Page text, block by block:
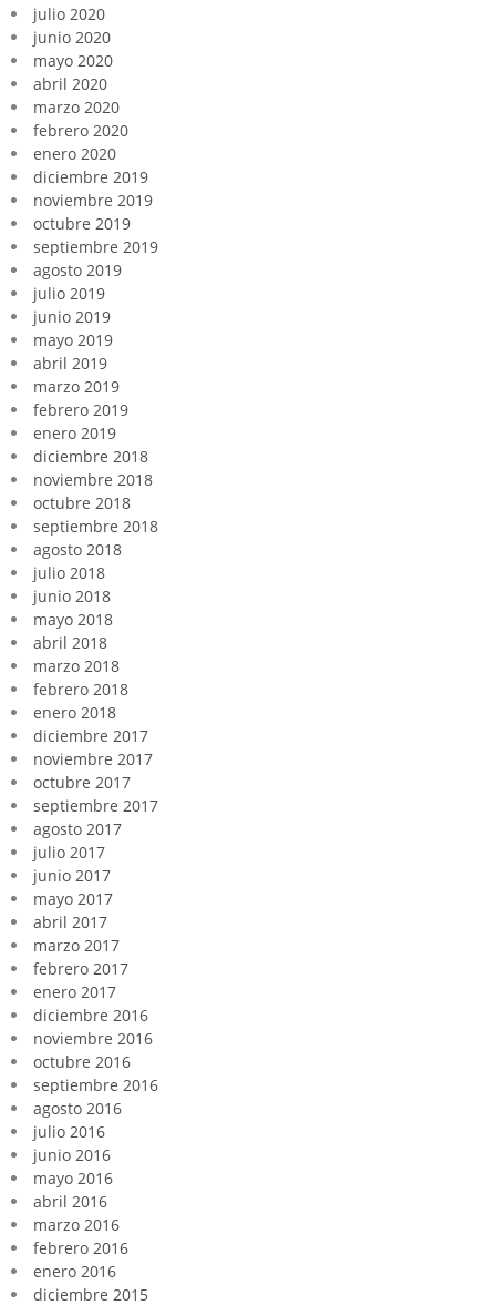
julio 2020
junio 2020
mayo 2020
abril 2020
marzo 2020
febrero 2020
enero 2020
diciembre 2019
noviembre 2019
octubre 2019
septiembre 2019
agosto 2019
julio 2019
junio 2019
mayo 2019
abril 2019
marzo 2019
febrero 2019
enero 2019
diciembre 2018
noviembre 2018
octubre 2018
septiembre 2018
agosto 2018
julio 2018
junio 2018
mayo 2018
abril 2018
marzo 2018
febrero 2018
enero 2018
diciembre 2017
noviembre 2017
octubre 2017
septiembre 2017
agosto 2017
julio 2017
junio 2017
mayo 2017
abril 2017
marzo 2017
febrero 2017
enero 2017
diciembre 2016
noviembre 2016
octubre 2016
septiembre 2016
agosto 2016
julio 2016
junio 2016
mayo 2016
abril 2016
marzo 2016
febrero 2016
enero 2016
diciembre 2015